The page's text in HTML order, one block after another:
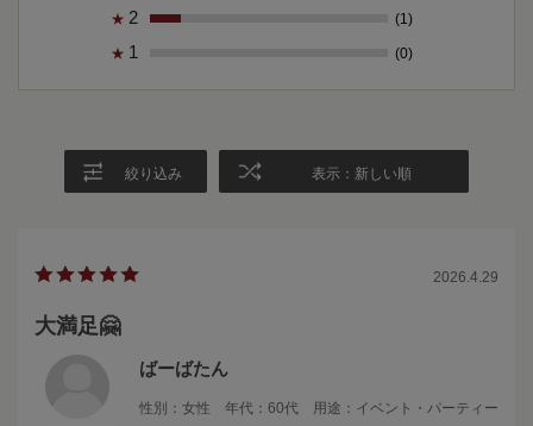
★ 2 (1)
★ 1 (0)
絞り込み 表示：新しい順
2026.4.29
大満足🤗
ばーばたん
性別： 女性 年代： 60代 用途： イベント・パーティー